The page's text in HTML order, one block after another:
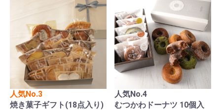
人気No.3
焼き菓子ギフト(18点入り)
人気No.4
むつかわドーナツ 10個入